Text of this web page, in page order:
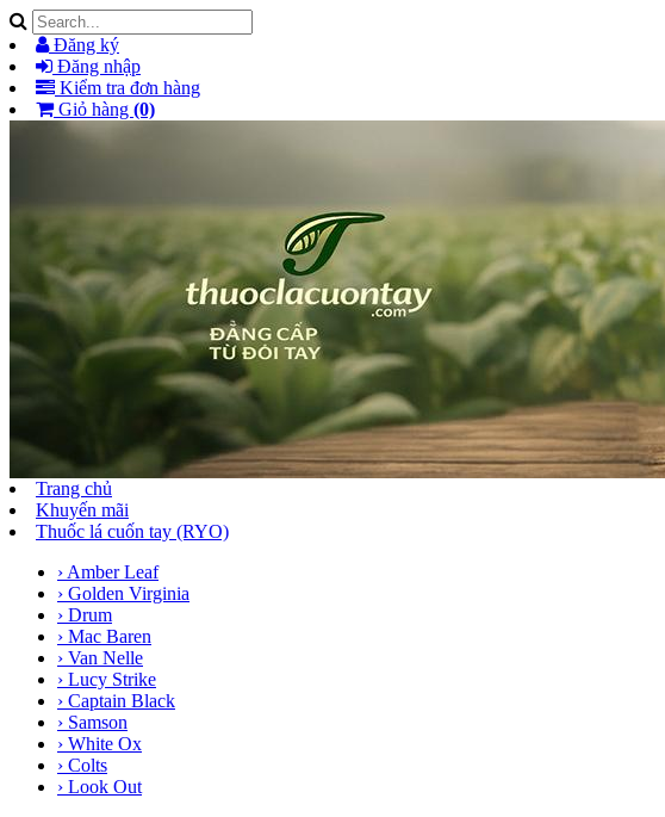
Đăng ký
Đăng nhập
Kiểm tra đơn hàng
Giỏ hàng (0)
Trang chủ
Khuyến mãi
Thuốc lá cuốn tay (RYO)
› Amber Leaf
› Golden Virginia
› Drum
› Mac Baren
› Van Nelle
› Lucy Strike
› Captain Black
› Samson
› White Ox
› Colts
› Look Out